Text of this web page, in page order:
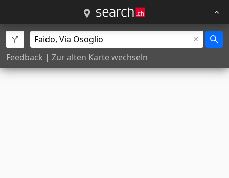
Feedback | Zur alten Karte wechseln